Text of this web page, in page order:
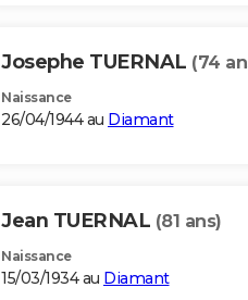
Josephe TUERNAL (74
Naissance
26/04/1944 au Diamant
Jean TUERNAL (81 ans)
Naissance
15/03/1934 au Diamant